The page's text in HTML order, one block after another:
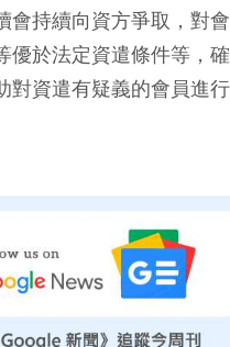
會持續向資方爭取，對
優於法定資遣條件等，
對資遣有疑義的會員進